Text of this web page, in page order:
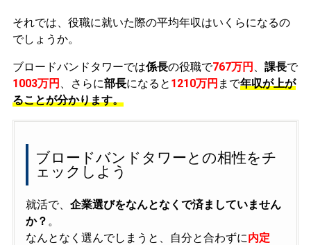
それでは、役職に就いた際の平均年収はいくらになるの
でしょうか。
ブロードバンドタワーでは係長の役職で767万円 課長で
1003万円
、さらに部長になると 1210万円 まで年収が上が
ることが分かります。
ブロードバンドタワーとの相性をチ
ェックしよう
就活で、 企業選びをなんとなくで済ましていません
か？ 。
なんとなく選んでしまうと、自分と合わずに内定